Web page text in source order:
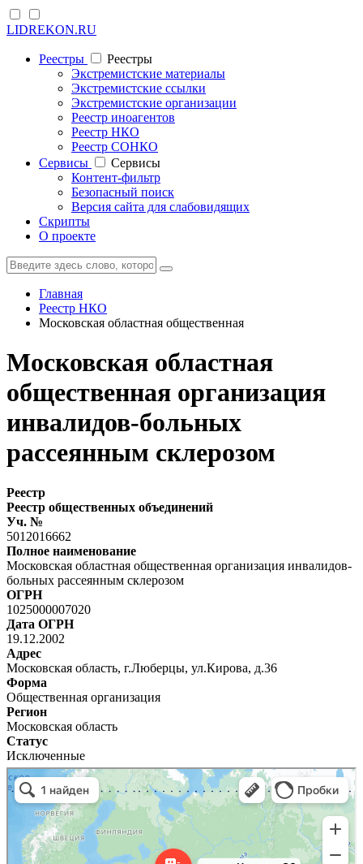
LIDREKON.RU
Реестры
Реестры
Экстремистские материалы
Экстремистские ссылки
Экстремистские организации
Реестр иноагентов
Реестр НКО
Реестр СОНКО
Cервисы
Cервисы
Контент-фильтр
Безопасный поиск
Версия сайта для слабовидящих
Скрипты
О проекте
Главная
Реестр НКО
Московская областная общественная
Московская областная
общественная организация
инвалидов-больных
рассеянным склерозом
Реестр
Реестр общественных объединений
Уч. №
5012016662
Полное наименование
Московская областная общественная организация инвалидов-
больных рассеянным склерозом
ОГРН
1025000007020
Дата ОГРН
19.12.2002
Адрес
Московская область, г.Люберцы, ул.Кирова, д.36
Форма
Общественная организация
Регион
Московская область
Статус
Исключенные